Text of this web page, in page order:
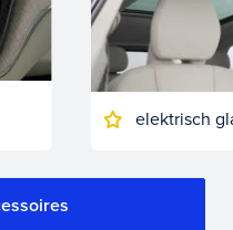
elektrisch